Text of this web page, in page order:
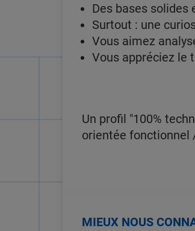
Des bases
Surtout : une
Vous aimez
Vous appréciez le
Un profil "100%
orientée fonctionnel
MIEUX NOUS